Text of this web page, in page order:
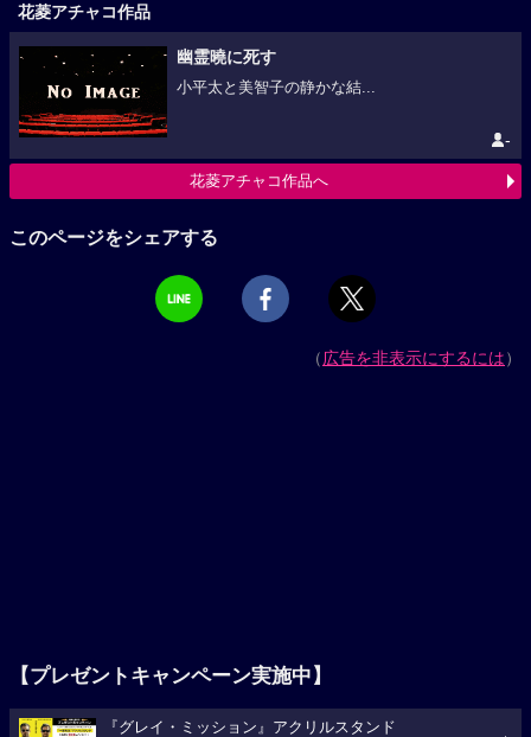
花菱アチャコ作品
幽霊曉に死す
小平太と美智子の静かな結...
-
花菱アチャコ作品へ
このページをシェアする
（広告を非表示にするには）
【プレゼントキャンペーン実施中】
『グレイ・ミッション』アクリルスタンド